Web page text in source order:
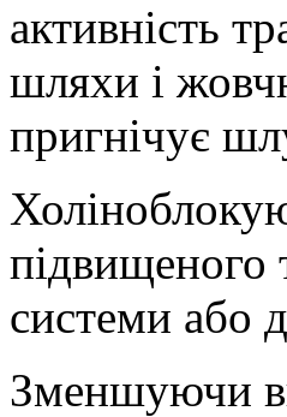
активність
шляхи і
пригнічує
підвищеного
системи або
Зменшуючи